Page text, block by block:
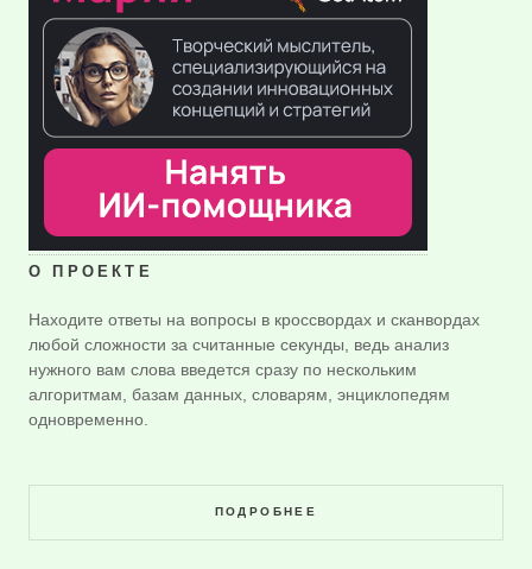
О ПРОЕКТЕ
Находите ответы на вопросы в кроссвордах и сканвордах
любой сложности за считанные секунды, ведь анализ
нужного вам слова введется сразу по нескольким
алгоритмам, базам данных, словарям, энциклопедям
одновременно.
ПОДРОБНЕЕ